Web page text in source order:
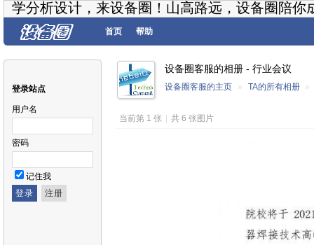
学分析设计，来设备圈！山高路远，设备圈陪你
首页 帮助
登录站点
用户名
密码
记住我
设备圈客服的相册 - 行业会议
设备圈客服的主页 » TA的所有相册 »
当前第 1 张 共 6 张图片